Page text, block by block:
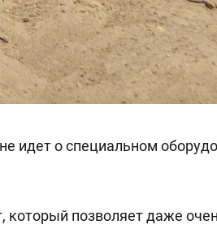
идет о специальном
который позволяет даже